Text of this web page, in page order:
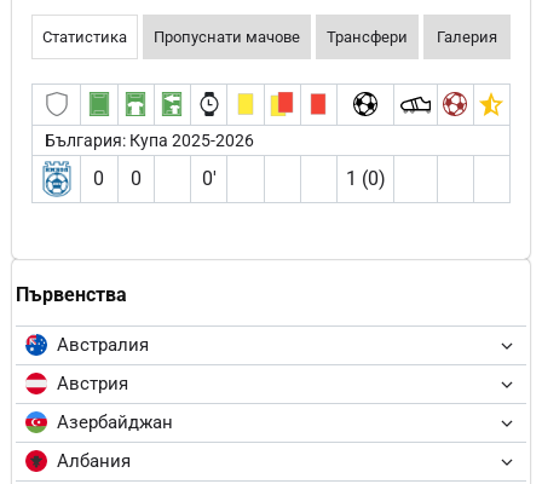
Първенства
Австралия
Австрия
Азербайджан
Албания
Статистика Пропуснати мачове Трансфери Галерия
България: Купа 2025-2026
0 0 0′ 1 (0)